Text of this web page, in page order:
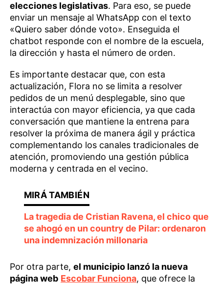
elecciones legislativas. Para eso, se puede
enviar un mensaje al WhatsApp con el texto
«Quiero saber dónde voto». Enseguida el
chatbot responde con el nombre de la escuela,
la dirección y hasta el número de orden.
Es importante destacar que, con esta
actualización, Flora no se limita a resolver
pedidos de un menú desplegable, sino que
interactúa con mayor eficiencia, ya que cada
conversación que mantiene la entrena para
resolver la próxima de manera ágil y práctica
complementando los canales tradicionales de
atención, promoviendo una gestión pública
moderna y centrada en el vecino.
La tragedia de Cristian Ravena, el chico que
se ahogó en un country de Pilar: ordenaron
una indemnización millonaria
Por otra parte, el municipio lanzó la nueva
página web Escobar Funciona, que ofrece la